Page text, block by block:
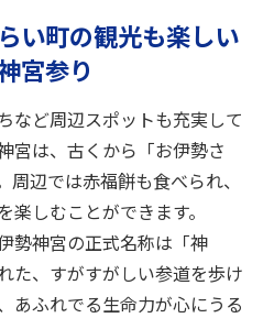
閉じる
い町の観光も楽しい
宮参り
など周辺スポットも充実して
宮は、古くから「お伊勢さ
辺では赤福餅も食べられ、
しむことができます。
勢神宮の正式名称は「神
た、すがすがしい参道を歩け
あふれでる生命力が心にうる